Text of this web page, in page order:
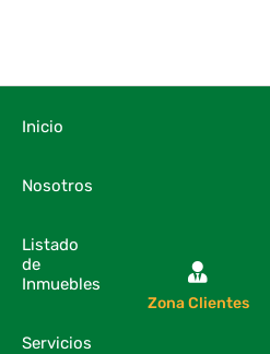
Inicio
Nosotros
Listado
de
Inmuebles
Servicios
Zona Clientes